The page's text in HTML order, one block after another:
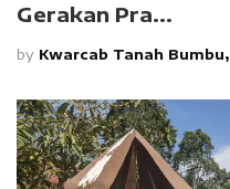
Gerakan Pra...
by Kwarcab Tanah Bumbu,